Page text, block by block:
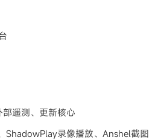
遥测、更新核心
ShadowPlay录像播放、Anshel截图